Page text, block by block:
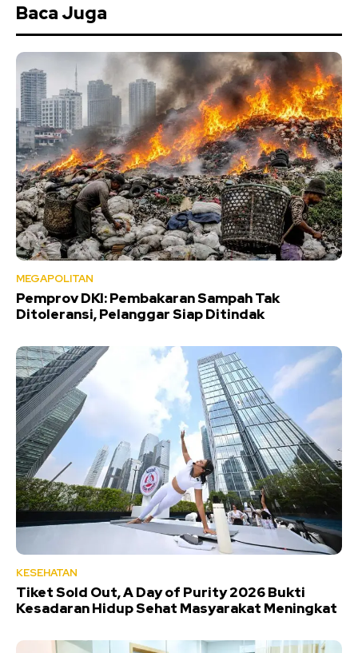
Baca Juga
MEGAPOLITAN
Pemprov DKI: Pembakaran Sampah Tak
Ditoleransi, Pelanggar Siap Ditindak
KESEHATAN
Tiket Sold Out, A Day of Purity 2026 Bukti
Kesadaran Hidup Sehat Masyarakat Meningkat